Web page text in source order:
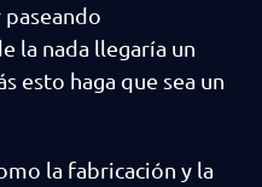
la nada llegaría un
esto haga que sea un
la fabricación y la